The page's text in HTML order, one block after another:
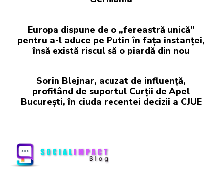
Europa dispune de o „fereastră unică”
pentru a-l aduce pe Putin în fața instanței,
însă există riscul să o piardă din nou
Sorin Blejnar, acuzat de influență,
profitând de suportul Curții de Apel
București, în ciuda recentei decizii a CJUE